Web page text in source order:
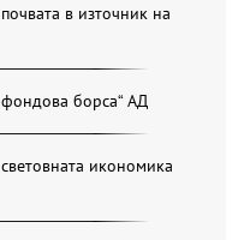
в източник на
фондова борса“ АД
икономика